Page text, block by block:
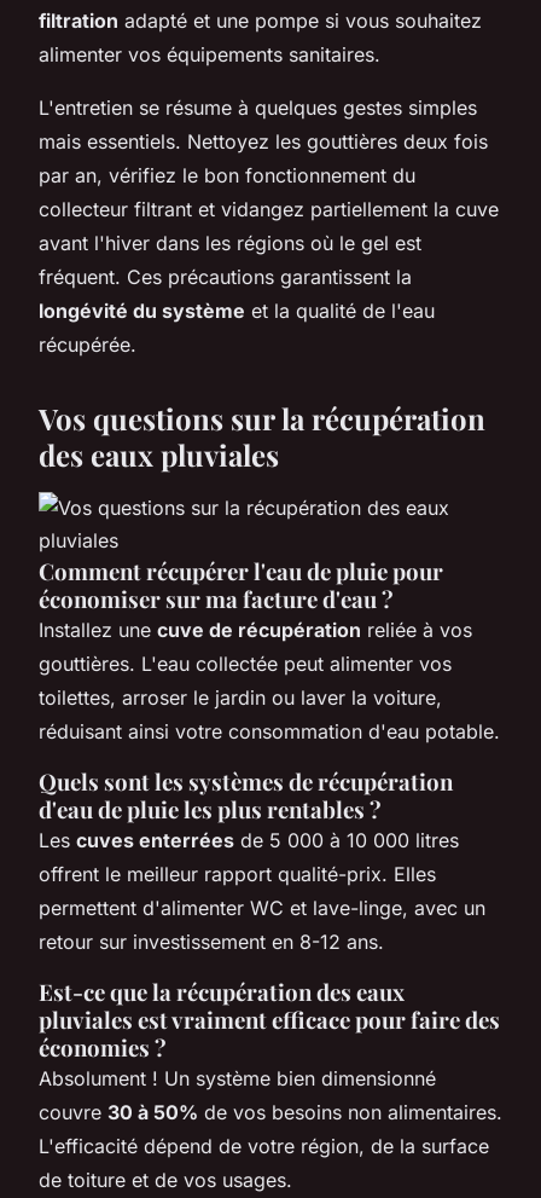
filtration adapté et une pompe si vous souhaitez
alimenter vos équipements sanitaires.
L'entretien se résume à quelques gestes simples
mais essentiels. Nettoyez les gouttières deux fois
par an, vérifiez le bon fonctionnement du
collecteur filtrant et vidangez partiellement la cuve
avant l'hiver dans les régions où le gel est
fréquent. Ces précautions garantissent la
longévité du système et la qualité de l'eau
récupérée.
Vos questions sur la récupération
des eaux pluviales
Comment récupérer l'eau de pluie pour
économiser sur ma facture d'eau ?
Installez une cuve de récupération reliée à vos
gouttières. L'eau collectée peut alimenter vos
toilettes, arroser le jardin ou laver la voiture,
réduisant ainsi votre consommation d'eau potable.
Quels sont les systèmes de récupération
d'eau de pluie les plus rentables ?
Les cuves enterrées de 5 000 à 10 000 litres
offrent le meilleur rapport qualité-prix. Elles
permettent d'alimenter WC et lave-linge, avec un
retour sur investissement en 8-12 ans.
Est-ce que la récupération des eaux
pluviales est vraiment efficace pour faire des
économies ?
Absolument ! Un système bien dimensionné
couvre 30 à 50% de vos besoins non alimentaires.
L'efficacité dépend de votre région, de la surface
de toiture et de vos usages.